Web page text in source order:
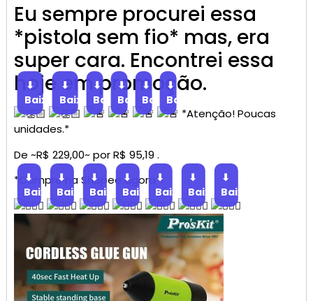
Eu sempre procurei essa
*pistola sem fio* mas, era
super cara. Encontrei essa
hoje em promoção.
⬇
Baixar
⬇
Baixar
⬇
Baixar
⬇
Baixar
⬇
Baixar
⬇
Baixar
*Atenção! Poucas
unidades.*
De ~R$ 229,00~ por R$ 95,19 .
*Compre na Shopee agora*!
⬇
Baixar
⬇
Baixar
⬇
Baixar
⬇
Baixar
⬇
Baixar
⬇
Baixar
⬇
Baixar